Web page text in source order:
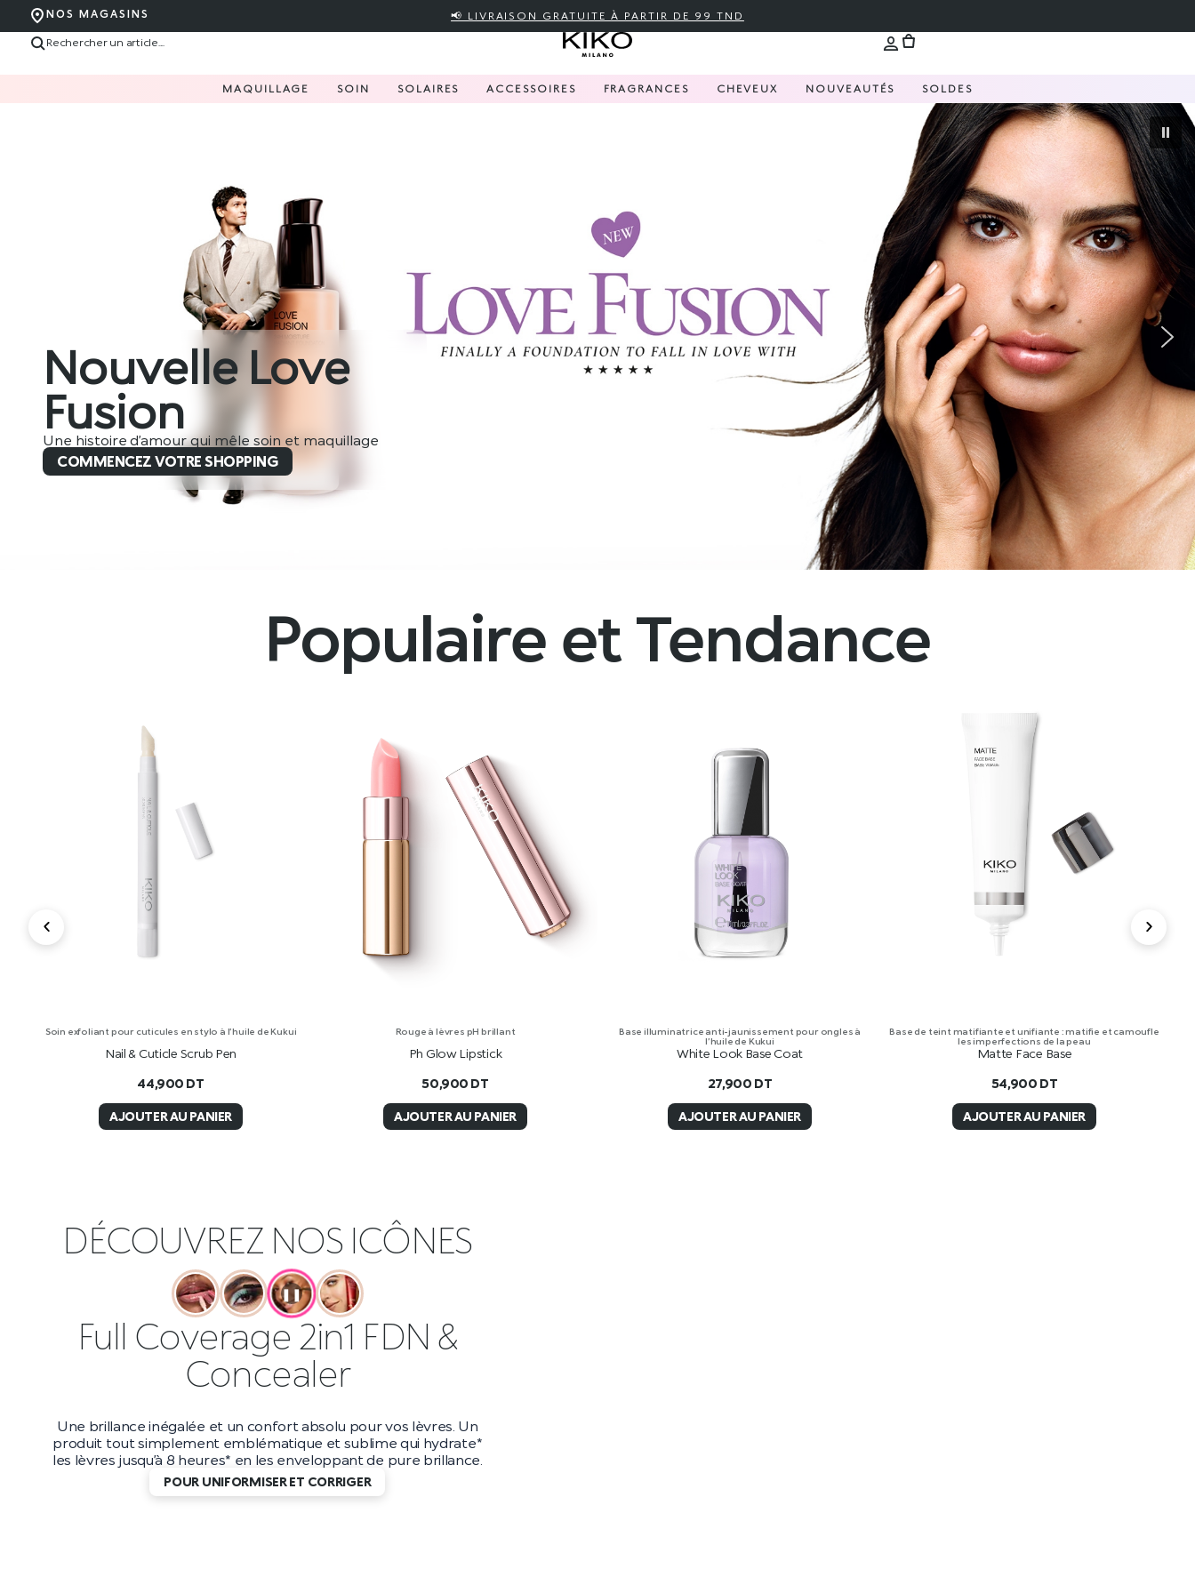
NOS MAGASINS 📢 LIVRAISON GRATUITE À PARTIR DE 99 TND
MAQUILLAGE SOIN SOLAIRES ACCESSOIRES FRAGRANCES CHEVEUX NOUVEAUTÉS SOLDES
Nouvelle Love
Fusion
Une histoire d’amour qui mêle soin et maquillage
COMMENCEZ VOTRE SHOPPING
Populaire et Tendance
Soin exfoliant pour cuticules en stylo à l’huile de Kukui
Nail & Cuticle Scrub Pen
44,900 DT
AJOUTER AU PANIER
Rouge à lèvres pH brillant
Ph Glow Lipstick
50,900 DT
AJOUTER AU PANIER
Base illuminatrice anti-jaunissement pour ongles à
l’huile de Kukui
White Look Base Coat
27,900 DT
AJOUTER AU PANIER
Base de teint matifiante et unifiante : matifie et camoufle
les imperfections de la peau
Matte Face Base
54,900 DT
AJOUTER AU PANIER
DÉCOUVREZ NOS ICÔNES
❚❚
Full Coverage 2in1 FDN &
Concealer
Une brillance inégalée et un confort absolu pour vos lèvres. Un
produit tout simplement emblématique et sublime qui hydrate*
les lèvres jusqu’à 8 heures* en les enveloppant de pure brillance.
POUR UNIFORMISER ET CORRIGER